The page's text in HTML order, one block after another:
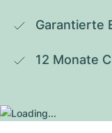
Garantierte
12 Monate